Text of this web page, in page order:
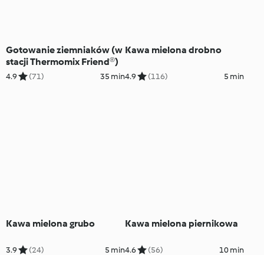
Gotowanie ziemniaków (w
stacji Thermomix Friend®)
4.9 (71) 35 min
Kawa mielona drobno
4.9 (116) 5 min
Kawa mielona grubo
3.9 (24) 5 min
Kawa mielona piernikowa
4.6 (56) 10 min